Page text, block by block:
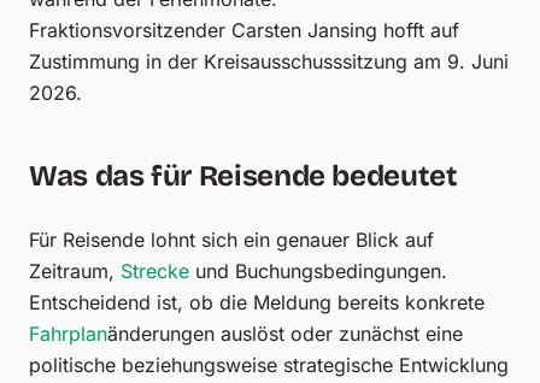
Fraktionsvorsitzender Carsten Jansing hofft auf
Zustimmung in der Kreisausschusssitzung am 9. Juni
2026.
Was das für Reisende bedeutet
Für Reisende lohnt sich ein genauer Blick auf
Zeitraum, Strecke und Buchungsbedingungen.
Entscheidend ist, ob die Meldung bereits konkrete
Fahrplanänderungen auslöst oder zunächst eine
politische beziehungsweise strategische Entwicklung